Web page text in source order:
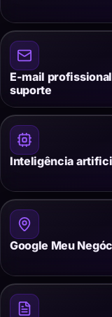
E-mail
suporte
Inteligência
Google Meu